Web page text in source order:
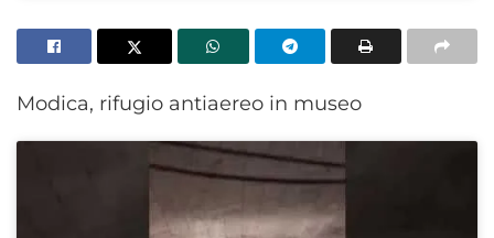
Modica, rifugio antiaereo in museo